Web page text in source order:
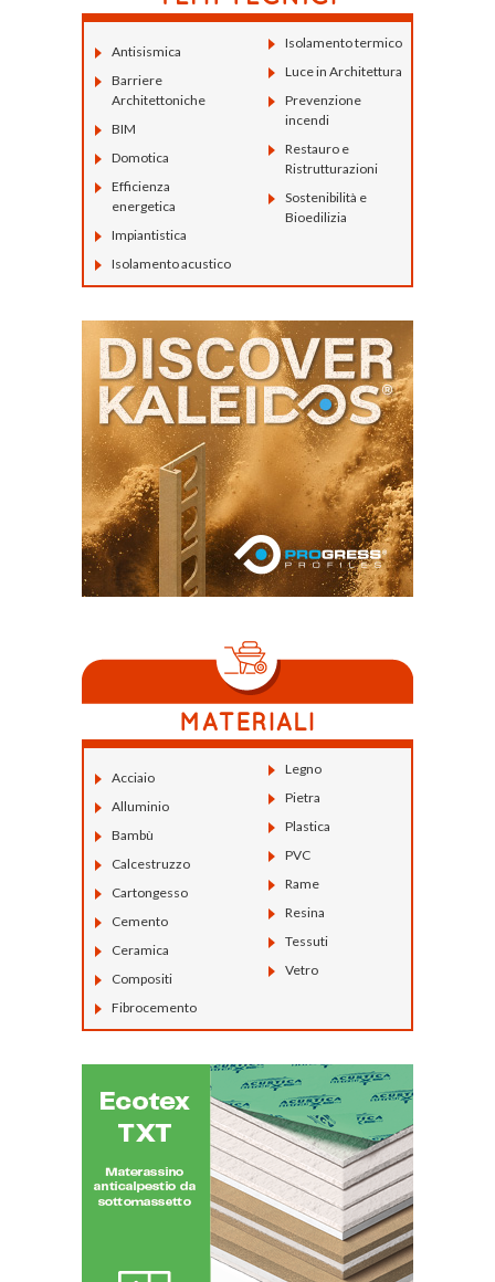
Antisismica
Barriere
Architettoniche
BIM
Domotica
Efficienza
energetica
Impiantistica
Isolamento acustico
Isolamento termico
Luce in Architettura
Prevenzione
incendi
Restauro e
Ristrutturazioni
Sostenibilità e
Bioedilizia
Acciaio
Alluminio
Bambù
Calcestruzzo
Cartongesso
Cemento
Ceramica
Compositi
Fibrocemento
Legno
Pietra
Plastica
PVC
Rame
Resina
Tessuti
Vetro